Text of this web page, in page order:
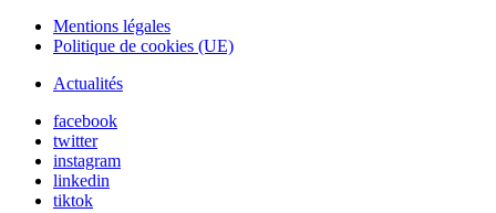
Mentions légales
Politique de cookies (UE)
Actualités
facebook
twitter
instagram
linkedin
tiktok